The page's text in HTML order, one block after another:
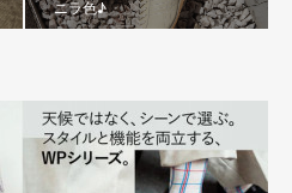
ニラ色♪